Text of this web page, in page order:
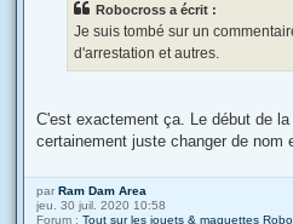
Robocross a écrit :
Je suis tombé sur un
d'arrestation et autres.
C'est exactement ça. Le début de
certainement juste changer de nom
par Ram Dam Area
jeu. 30 juil. 2020 10:58
Forum : Tout sur les jouets & maquettes